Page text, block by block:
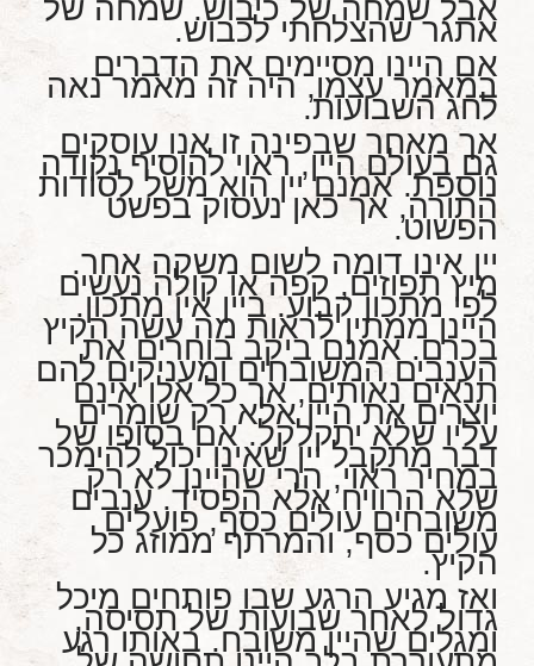
אבל שמחה של כיבוש. שמחה של
אתגר שהצלחתי לכבוש.
אם היינו מסיימים את הדברים
במאמר עצמו, היה זה מאמר נאה
לחג השבועות.
אך מאחר שבפינה זו אנו עוסקים
גם בעולם היין, ראוי להוסיף נקודה
נוספת. אמנם יין הוא משל לסודות
התורה, אך כאן נעסוק בפשט
הפשוט.
יין אינו דומה לשום משקה אחר.
מיץ תפוזים, קפה או קולה נעשים
לפי מתכון קבוע. ביין אין מתכון.
היינן ממתין לראות מה עשה הקיץ
בכרם. אמנם ביקב בוחרים את
הענבים המשובחים ומעניקים להם
תנאים נאותים, אך כל אלו אינם
יוצרים את היין אלא רק שומרים
עליו שלא יתקלקל. אם בסופו של
דבר מתקבל יין שאינו יכול להימכר
במחיר ראוי, הרי שהיינן לא רק
שלא הרוויח אלא הפסיד. ענבים
משובחים עולים כסף, פועלים
עולים כסף, והמרתף ממוזג כל
הקיץ.
ואז מגיע הרגע שבו פותחים מיכל
גדול לאחר שבועות של תסיסה,
ומגלים שהיין משובח. באותו רגע